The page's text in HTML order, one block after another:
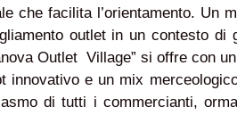
che facilita l’orientamento. Un
outlet in un contesto di
Outlet Village” si offre con un
innovativo e un mix
di tutti i commercianti,